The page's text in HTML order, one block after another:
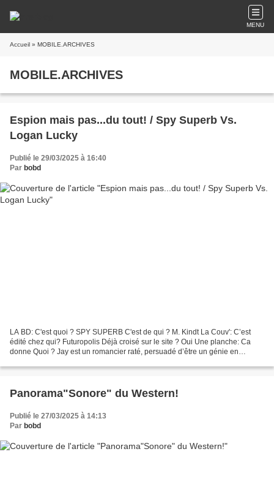
MENU
Accueil » MOBILE.ARCHIVES
MOBILE.ARCHIVES
Espion mais pas...du tout! / Spy Superb Vs.
Logan Lucky
Publié le 29/03/2025 à 16:40
Par bobd
LA BD: C'est quoi ? SPY SUPERB C'est de qui ? M. Kindt La Couv': C’est
édité chez qui? Futuropolis Déjà croisé sur le site ? Oui Une planche: Ca
donne Quoi ? Jay est un romancier raté, persuadé d’être un génie en
Panorama"Sonore" du Western!
Publié le 27/03/2025 à 14:13
Par bobd